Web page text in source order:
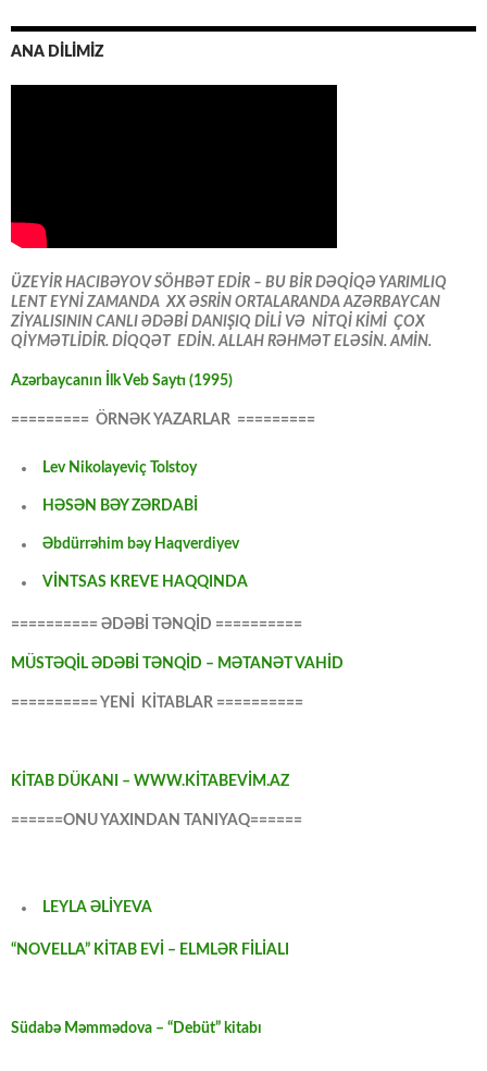
ANA DİLİMİZ
ÜZEYİR HACIBƏYOV SÖHBƏT EDİR – BU BİR DƏQİQƏ YARIMLIQ
LENT EYNİ ZAMANDA XX ƏSRİN ORTALARANDA AZƏRBAYCAN
ZİYALISININ CANLI ƏDƏBİ DANIŞIQ DİLİ VƏ NİTQİ KİMİ ÇOX
QİYMƏTLİDİR. DİQQƏT EDİN. ALLAH RƏHMƏT ELƏSİN. AMİN.
Azərbaycanın İlk Veb Saytı (1995)
========= ÖRNƏK YAZARLAR =========
Lev Nikolayeviç Tolstoy
HƏSƏN BƏY ZƏRDABİ
Əbdürrəhim bəy Haqverdiyev
VİNTSAS KREVE HAQQINDA
========== ƏDƏBİ TƏNQİD ==========
MÜSTƏQİL ƏDƏBİ TƏNQİD – MƏTANƏT VAHİD
========== YENİ KİTABLAR ==========
KİTAB DÜKANI – WWW.KİTABEVİM.AZ
======ONU YAXINDAN TANIYAQ======
LEYLA ƏLİYEVA
“NOVELLA” KİTAB EVİ – ELMLƏR FİLİALI
Südabə Məmmədova – “Debüt” kitabı